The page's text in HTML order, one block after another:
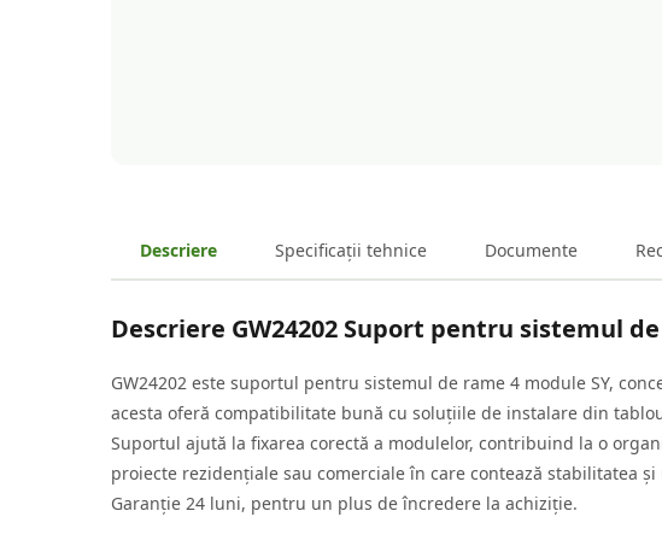
Descriere Specificații tehnice Documente
Descriere GW24202 Suport pentru sistemul
GW24202 este suportul pentru sistemul de rame 4 module SY,
acesta oferă compatibilitate bună cu soluțiile de instalare din
Suportul ajută la fixarea corectă a modulelor, contribuind la o
proiecte rezidențiale sau comerciale în care contează stabilitatea
Garanție 24 luni, pentru un plus de încredere la achiziție.